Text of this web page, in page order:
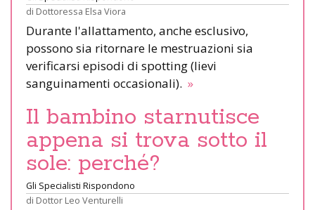
di Dottoressa Elsa Viora
Durante l'allattamento, anche esclusivo,
possono sia ritornare le mestruazioni sia
verificarsi episodi di spotting (lievi
sanguinamenti occasionali). »
Il bambino starnutisce
appena si trova sotto il
sole: perché?
Gli Specialisti Rispondono
di Dottor Leo Venturelli